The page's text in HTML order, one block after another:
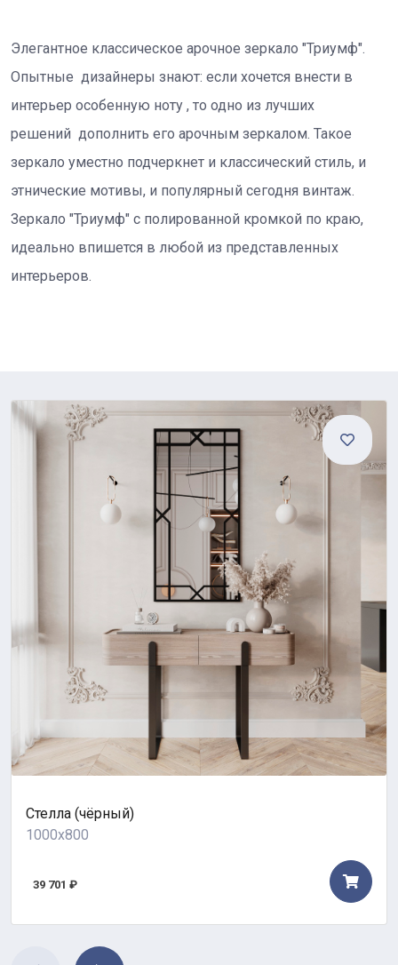
Элегантное классическое арочное зеркало "Триумф".
Опытные дизайнеры знают: если хочется внести в
интерьер особенную ноту , то одно из лучших
решений дополнить его арочным зеркалом. Такое
зеркало уместно подчеркнет и классический стиль, и
этнические мотивы, и популярный сегодня винтаж.
Зеркало "Триумф" с полированной кромкой по краю,
идеально впишется в любой из представленных
интерьеров.
Стелла (чёрный)
1000x800
39 701 ₽